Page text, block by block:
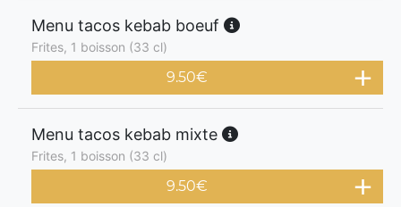
Menu tacos kebab boeuf
Frites, 1 boisson (33 cl)
9.50€
Menu tacos kebab mixte
Frites, 1 boisson (33 cl)
9.50€